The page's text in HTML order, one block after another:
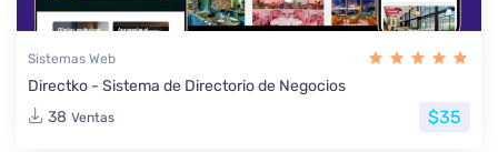
Sistemas Web
Directko - Sistema de Directorio de Negocios
38 Ventas $35